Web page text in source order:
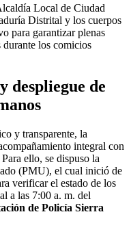
Local de Ciudad
Distrital y los cuerpos
para garantizar plenas
durante los comicios
despliegue de
y transparente, la
integral con
ello, se dispuso la
(PMU), el cual inició de
verificar el estado de los
a las 7:00 a. m. del
de Policía Sierra